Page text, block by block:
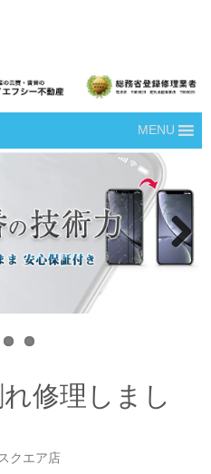
MENU
Next
修理しまし
クエア店